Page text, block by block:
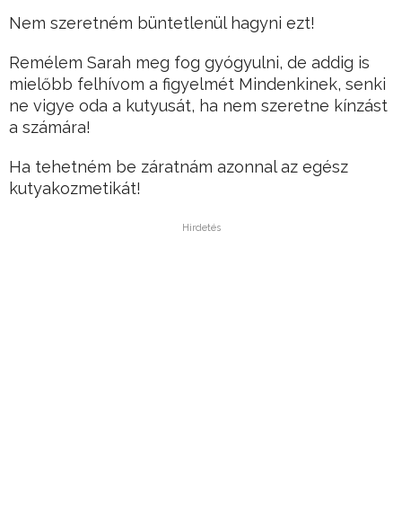
Nem szeretném büntetlenül hagyni ezt!
Remélem Sarah meg fog gyógyulni, de addig is
mielőbb felhívom a figyelmét Mindenkinek, senki
ne vigye oda a kutyusát, ha nem szeretne kínzást
a számára!
Ha tehetném be záratnám azonnal az egész
kutyakozmetikát!
Hirdetés